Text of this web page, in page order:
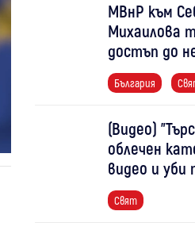
МВнР към
Михаилова
достъп до
България
(Видео)
облечен
видео и уби
Свят